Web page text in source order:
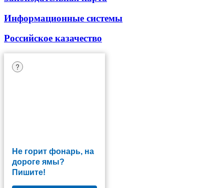
Информационные системы
Российское казачество
Не горит фонарь, на
дороге ямы?
Пишите!
?